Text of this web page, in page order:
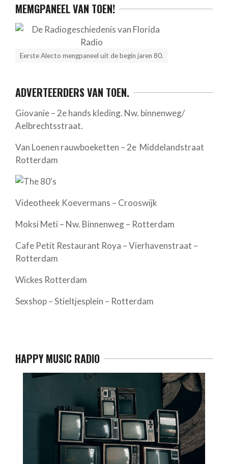
MEMGPANEEL VAN TOEN!
Eerste Alecto mengpaneel uit de begin jaren 80.
ADVERTEERDERS VAN TOEN.
Giovanie – 2e hands kleding. Nw. binnenweg/
Aelbrechtsstraat.
Van Loenen rauwboeketten – 2e Middelandstraat
Rotterdam
Videotheek Koevermans – Crooswijk
Moksi Meti – Nw. Binnenweg – Rotterdam
Cafe Petit Restaurant Roya – Vierhavenstraat –
Rotterdam
Wickes Rotterdam
Sexshop – Stieltjesplein – Rotterdam
HAPPY MUSIC RADIO